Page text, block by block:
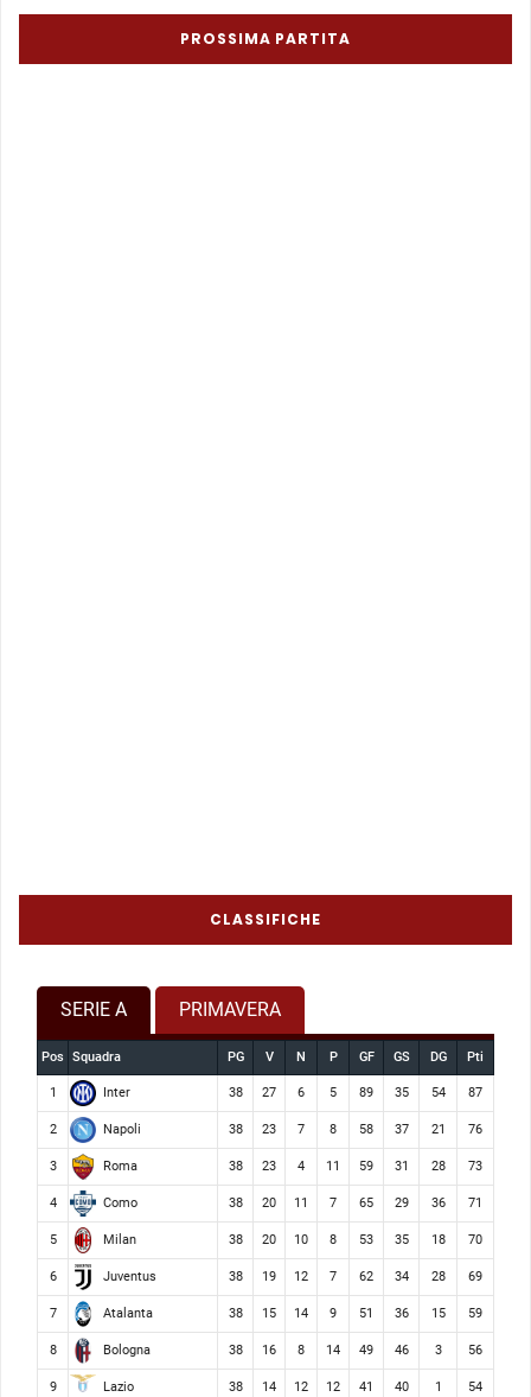
PROSSIMA PARTITA
CLASSIFICHE
SERIE A PRIMAVERA
Pos Squadra PG V N P GF GS DG Pti
1 Inter 38 27 6 5 89 35 54 87
2 Napoli 38 23 7 8 58 37 21 76
3 Roma 38 23 4 11 59 31 28 73
4 Como 38 20 11 7 65 29 36 71
5 Milan 38 20 10 8 53 35 18 70
6 Juventus 38 19 12 7 62 34 28 69
7 Atalanta 38 15 14 9 51 36 15 59
8 Bologna 38 16 8 14 49 46 3 56
9 Lazio 38 14 12 12 41 40 1 54